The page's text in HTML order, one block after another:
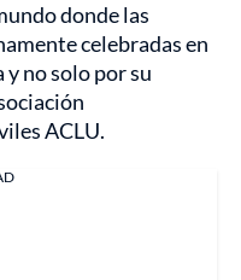
donde las
celebradas en
no solo por su
ACLU.